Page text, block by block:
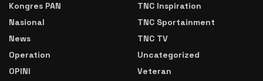
Kongres PAN
Nasional
News
Operation
OPINI
TNC Inspiration
TNC Sportainment
TNC TV
Uncategorized
Veteran